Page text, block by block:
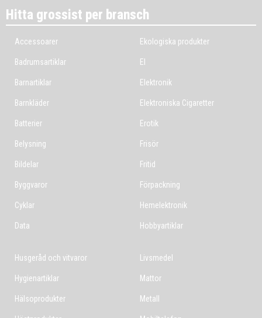
Hitta grossist per bransch
Accessoarer
Badrumsartiklar
Barnartiklar
Barnkläder
Batterier
Belysning
Bildelar
Byggvaror
Cyklar
Data
Ekologiska produkter
El
Elektronik
Elektroniska Cigaretter
Erotik
Frisör
Fritid
Förpackning
Hemelektronik
Hobbyartiklar
Husgeråd och vitvaror
Hygienartiklar
Hälsoprodukter
Livsmedel
Mattor
Metall